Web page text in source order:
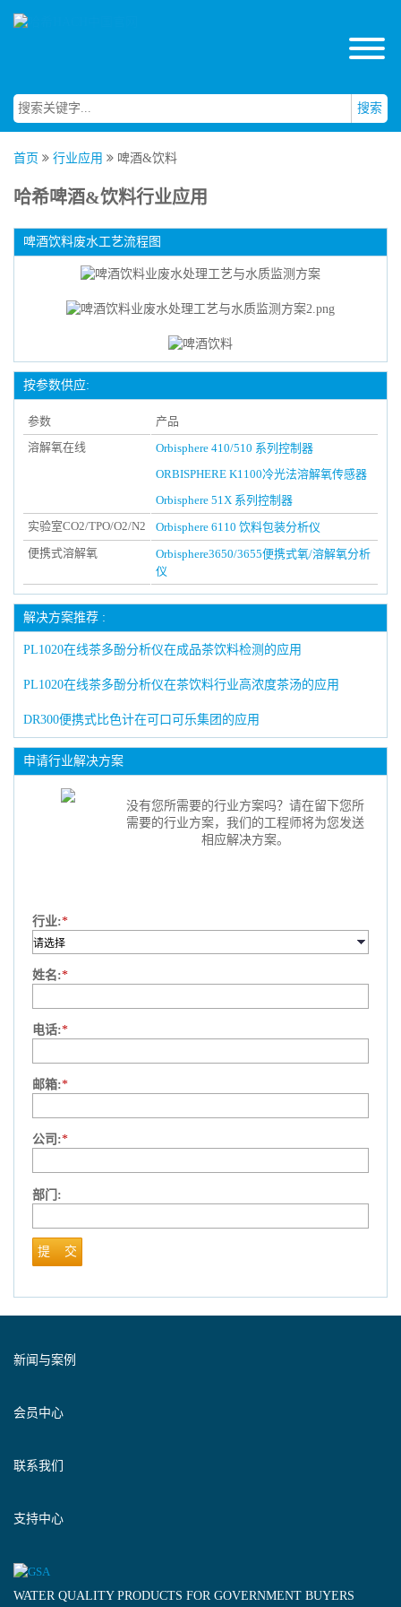
搜索
首页 行业应用 啤酒&饮料
哈希啤酒&饮料行业应用
啤酒饮料废水工艺流程图
按参数供应:
参数
产品
溶解氧在线
Orbisphere 410/510 系列控制器
ORBISPHERE K1100冷光法溶解氧传感器
Orbisphere 51X 系列控制器
实验室CO2/TPO/O2/N2
Orbisphere 6110 饮料包装分析仪
便携式溶解氧
Orbisphere3650/3655便携式氧/溶解氧分析
仪
解决方案推荐 :
PL1020在线茶多酚分析仪在成品茶饮料检测的应用
PL1020在线茶多酚分析仪在茶饮料行业高浓度茶汤的应用
DR300便携式比色计在可口可乐集团的应用
申请行业解决方案
没有您所需要的行业方案吗？请在留下您所
需要的行业方案，我们的工程师将为您发送
相应解决方案。
行业:*
姓名:*
电话:*
邮箱:*
公司:*
部门:
提 交
新闻与案例
会员中心
联系我们
支持中心
WATER QUALITY PRODUCTS FOR GOVERNMENT BUYERS